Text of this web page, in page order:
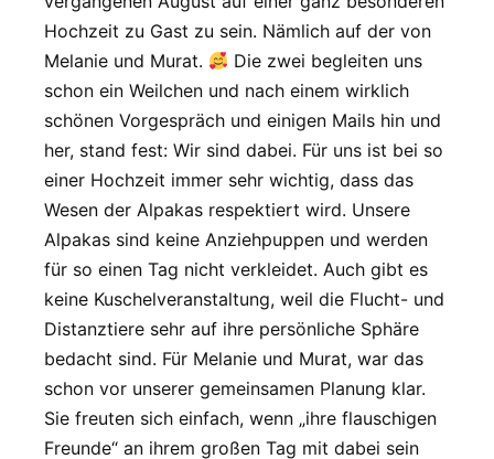
Hochzeit zu Gast zu sein. Nämlich auf der von
Melanie und Murat.
Die zwei begleiten uns
schon ein Weilchen und nach einem wirklich
schönen Vorgespräch und einigen Mails hin und
her, stand fest: Wir sind dabei. Für uns ist bei so
einer Hochzeit immer sehr wichtig, dass das
Wesen der Alpakas respektiert wird. Unsere
Alpakas sind keine Anziehpuppen und werden
für so einen Tag nicht verkleidet. Auch gibt es
keine Kuschelveranstaltung, weil die Flucht- und
Distanztiere sehr auf ihre persönliche Sphäre
bedacht sind. Für Melanie und Murat, war das
schon vor unserer gemeinsamen Planung klar.
Sie freuten sich einfach, wenn „ihre flauschigen
Freunde“ an ihrem großen Tag mit dabei sein